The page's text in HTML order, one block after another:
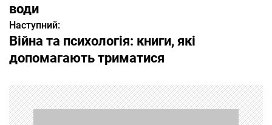
в
і
г
а
ц
води
Наступний:
Війна та психологія: книги, які
допомагають триматися